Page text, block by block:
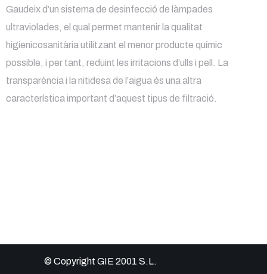
Gaudeix d’un sistema de desinfecció de làmpades
ultraviolades, el qual permet mantenir la qualitat
higienicosanitària utilitzant el menor producte químic
possible, i per tant, reduint les irritacions d’ulls i pell. La
transparència i la nitidesa de l’aigua és una altra
característica important d’aquest tipus de filtració.
© Copyright GIE 2001 S.L.